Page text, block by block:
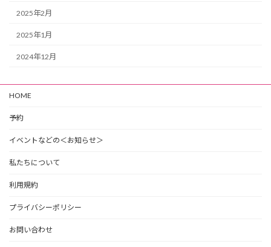
2025年2月
2025年1月
2024年12月
HOME
予約
イベントなどの＜お知らせ＞
私たちについて
利用規約
プライバシーポリシー
お問い合わせ